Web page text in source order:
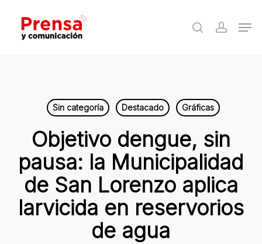
main
search
Sin categoría Destacado Gráficas
Objetivo dengue, sin
pausa: la Municipalidad
de San Lorenzo aplica
larvicida en reservorios
de agua